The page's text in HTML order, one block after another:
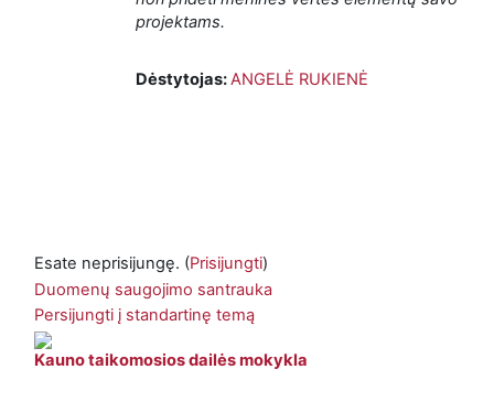
projektams.
Dėstytojas:ANGELĖ RUKIENĖ
Esate neprisijungę. (Prisijungti)
Duomenų saugojimo santrauka
Persijungti į standartinę temą
Kauno taikomosios dailės mokykla